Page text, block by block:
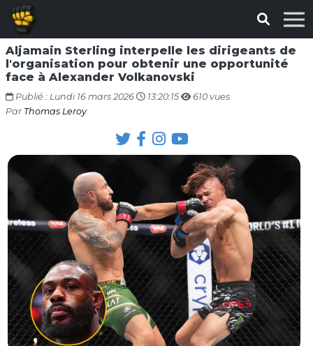
Aljamain Sterling interpelle les dirigeants de
l'organisation pour obtenir une opportunité
face à Alexander Volkanovski
Publié : Lundi 16 mars 2026 13:20:15
610 vues
Par Thomas Leroy